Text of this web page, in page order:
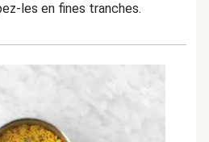
les en fines tranches.